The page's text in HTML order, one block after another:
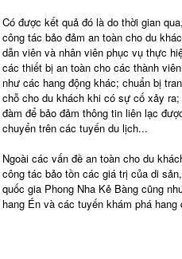
Có được kết quả đó là do thời gian
công tác bảo đảm an toàn cho du
dẫn viên và nhân viên phục vụ thực
các thiết bị an toàn cho các thành
như các hang động khác; chuẩn bị
chỗ cho du khách khi có sự cố xảy
đàm để bảo đảm thông tin liên lạc
chuyển trên các tuyến du lịch...
Ngoài các vấn đề an toàn cho du
công tác bảo tồn các giá trị của di
quốc gia Phong Nha Kẻ Bàng cũng
hang Én và các tuyến khám phá hang